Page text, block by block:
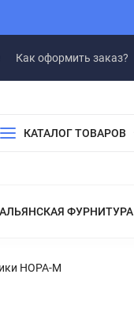
Как оформить заказ?
КАТАЛОГ ТОВАРОВ
ФУРНИТУРА
НОРА-М